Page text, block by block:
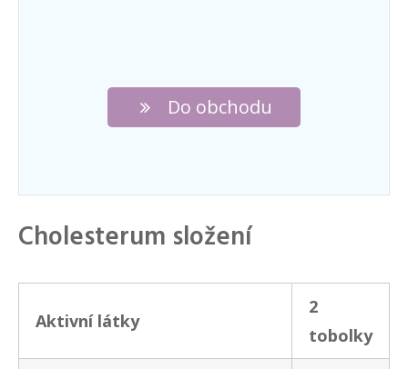
Do obchodu
Cholesterum složení
Aktivní látky
2
tobolky